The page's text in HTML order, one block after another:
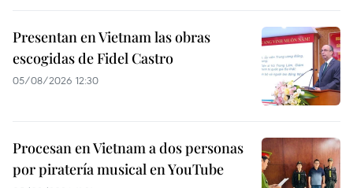
Presentan en Vietnam las obras
escogidas de Fidel Castro
05/08/2026 12:30
Procesan en Vietnam a dos personas
por piratería musical en YouTube